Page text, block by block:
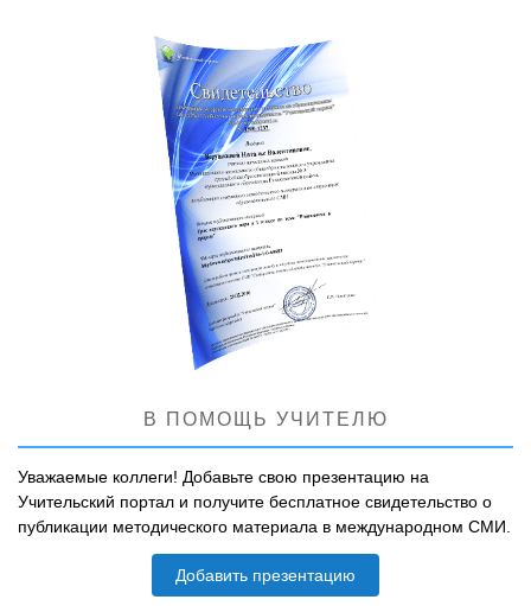
В ПОМОЩЬ УЧИТЕЛЮ
Уважаемые коллеги! Добавьте свою презентацию на
Учительский портал и получите бесплатное свидетельство о
публикации методического материала в международном СМИ.
Добавить презентацию